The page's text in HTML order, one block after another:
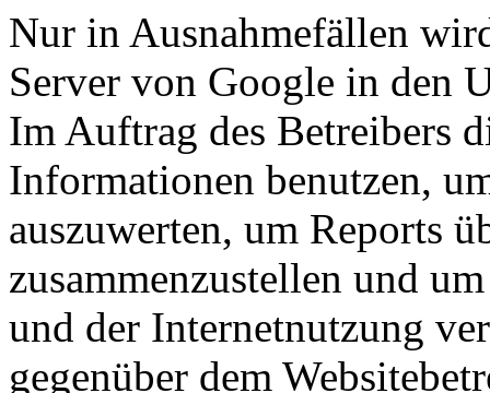
Nur in Ausnahmefällen
Server von Google in den
Im Auftrag des Betreibers
Informationen benutzen,
auszuwerten, um Reports
zusammenzustellen und
und der Internetnutzung
gegenüber dem